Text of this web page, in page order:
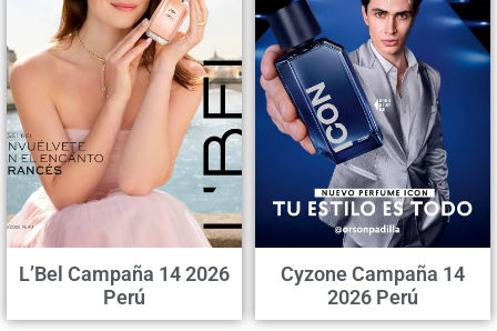
L’Bel Campaña 14 2026
Perú
Cyzone Campaña 14
2026 Perú